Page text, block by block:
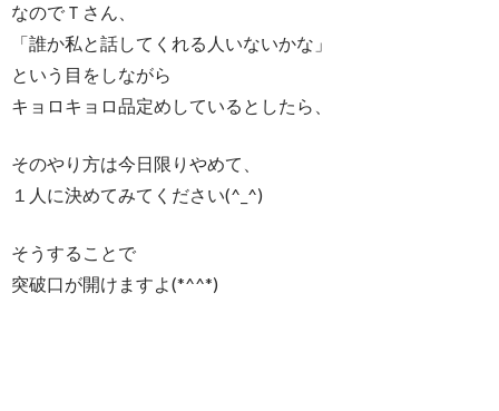
なのでＴさん、
「誰か私と話してくれる人いないかな」
という目をしながら
キョロキョロ品定めしているとしたら、
そのやり方は今日限りやめて、
１人に決めてみてください(^_^)
そうすることで
突破口が開けますよ(*^^*)